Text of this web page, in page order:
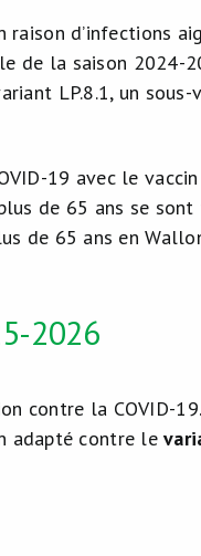
d’infections
de la saison
LP.8.1, un
19 avec le
de 65 ans se
de 65 ans en
2026
contre la COVID-
adapté contre le